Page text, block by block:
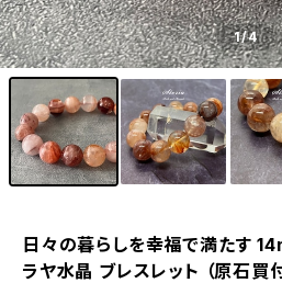
1/4
日々の暮らしを幸福で満たす
ラヤ水晶 ブレスレット （原石買